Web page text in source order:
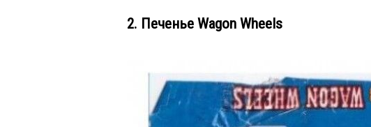
2. Печенье Wagon Wheels